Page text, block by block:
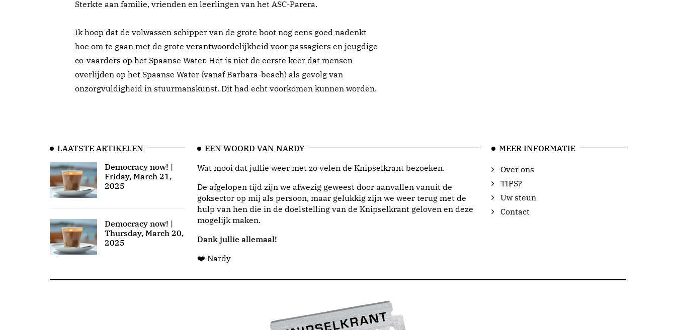
Sterkte aan familie, vrienden en leerlingen van het ASC-Parera.
Ik hoop dat de volwassen schipper van de grote boot nog eens goed nadenkt
hoe om te gaan met de grote verantwoordelijkheid voor passagiers en jeugdige
co-vaarders op het Spaanse Water. Het is niet de eerste keer dat mensen
overlijden op het Spaanse Water (vanaf Barbara-beach) als gevolg van
onzorgvuldigheid in stuurmanskunst. Dit had echt voorkomen kunnen worden.
LAATSTE ARTIKELEN
Democracy now! |
Friday, March 21,
2025
Democracy now! |
Thursday, March 20,
2025
EEN WOORD VAN NARDY
Wat mooi dat jullie weer met zo velen de Knipselkrant bezoeken.
De afgelopen tijd zijn we afwezig geweest door aanvallen vanuit de
goksector op mij als persoon, maar gelukkig zijn we weer terug met de
hulp van hen die in de doelstelling van de Knipselkrant geloven en deze
mogelijk maken.
Dank jullie allemaal!
❤️ Nardy
MEER INFORMATIE
Over ons
TIPS?
Uw steun
Contact